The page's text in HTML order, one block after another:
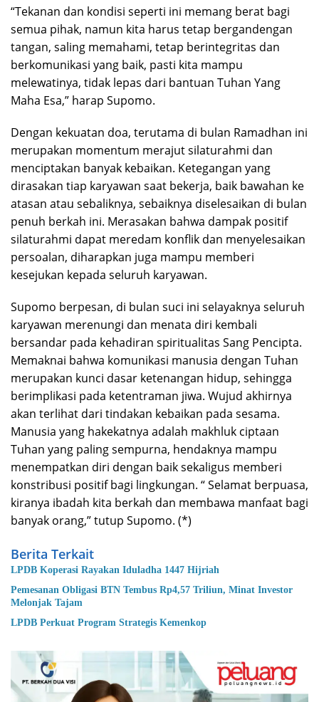
“Tekanan dan kondisi seperti ini memang berat bagi
semua pihak, namun kita harus tetap bergandengan
tangan, saling memahami, tetap berintegritas dan
berkomunikasi yang baik, pasti kita mampu
melewatinya, tidak lepas dari bantuan Tuhan Yang
Maha Esa,” harap Supomo.
Dengan kekuatan doa, terutama di bulan Ramadhan ini
merupakan momentum merajut silaturahmi dan
menciptakan banyak kebaikan. Ketegangan yang
dirasakan tiap karyawan saat bekerja, baik bawahan ke
atasan atau sebaliknya, sebaiknya diselesaikan di bulan
penuh berkah ini. Merasakan bahwa dampak positif
silaturahmi dapat meredam konflik dan menyelesaikan
persoalan, diharapkan juga mampu memberi
kesejukan kepada seluruh karyawan.
Supomo berpesan, di bulan suci ini selayaknya seluruh
karyawan merenungi dan menata diri kembali
bersandar pada kehadiran spiritualitas Sang Pencipta.
Memaknai bahwa komunikasi manusia dengan Tuhan
merupakan kunci dasar ketenangan hidup, sehingga
berimplikasi pada ketentraman jiwa. Wujud akhirnya
akan terlihat dari tindakan kebaikan pada sesama.
Manusia yang hakekatnya adalah makhluk ciptaan
Tuhan yang paling sempurna, hendaknya mampu
menempatkan diri dengan baik sekaligus memberi
konstribusi positif bagi lingkungan. “ Selamat berpuasa,
kiranya ibadah kita berkah dan membawa manfaat bagi
banyak orang,” tutup Supomo. (*)
Berita Terkait
LPDB Koperasi Rayakan Iduladha 1447 Hijriah
Pemesanan Obligasi BTN Tembus Rp4,57 Triliun, Minat Investor
Melonjak Tajam
LPDB Perkuat Program Strategis Kemenkop